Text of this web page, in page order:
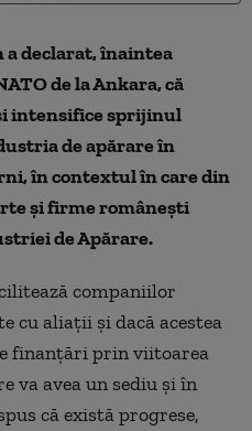
declarat, înaintea
de la Ankara, că
intensifice sprijinul
de apărare în
în contextul în care din
și firme românești
de Apărare.
companiilor
cu aliații și dacă acestea
finanțări prin viitoarea
va avea un sediu și în
că există progrese,